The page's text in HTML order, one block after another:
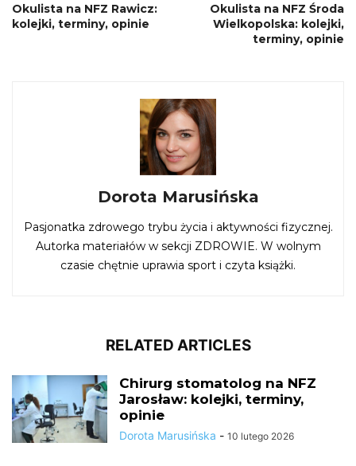
Okulista na NFZ Rawicz:
kolejki, terminy, opinie
Okulista na NFZ Środa
Wielkopolska: kolejki,
terminy, opinie
Dorota Marusińska
Pasjonatka zdrowego trybu życia i aktywności fizycznej.
Autorka materiałów w sekcji ZDROWIE. W wolnym
czasie chętnie uprawia sport i czyta książki.
RELATED ARTICLES
Chirurg stomatolog na NFZ
Jarosław: kolejki, terminy,
opinie
Dorota Marusińska - 10 lutego 2026